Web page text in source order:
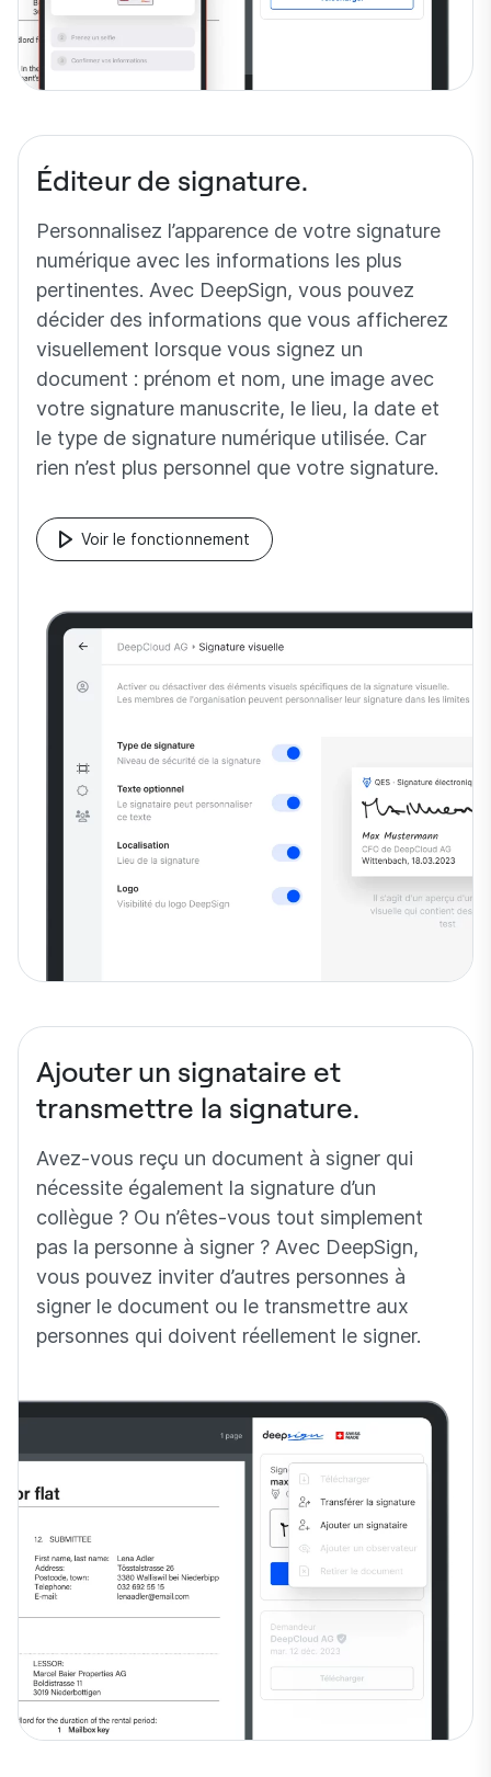
Éditeur de signature.
Personnalisez l’apparence de votre signature
numérique avec les informations les plus
pertinentes. Avec DeepSign, vous pouvez
décider des informations que vous afficherez
visuellement lorsque vous signez un
document : prénom et nom, une image avec
votre signature manuscrite, le lieu, la date et
le type de signature numérique utilisée. Car
rien n’est plus personnel que votre signature.
Voir le fonctionnement
Ajouter un signataire et
transmettre la signature.
Avez-vous reçu un document à signer qui
nécessite également la signature d’un
collègue ? Ou n’êtes-vous tout simplement
pas la personne à signer ? Avec DeepSign,
vous pouvez inviter d’autres personnes à
signer le document ou le transmettre aux
personnes qui doivent réellement le signer.